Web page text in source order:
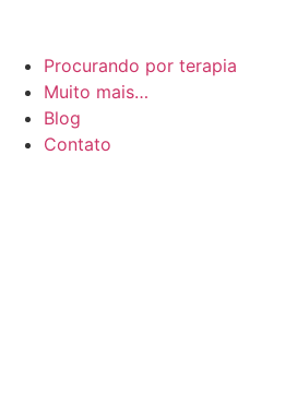
Procurando por terapia
Muito mais…
Blog
Contato